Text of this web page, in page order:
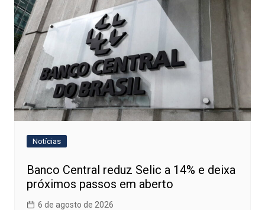
Notícias
Banco Central reduz Selic a 14% e deixa
próximos passos em aberto
6 de agosto de 2026